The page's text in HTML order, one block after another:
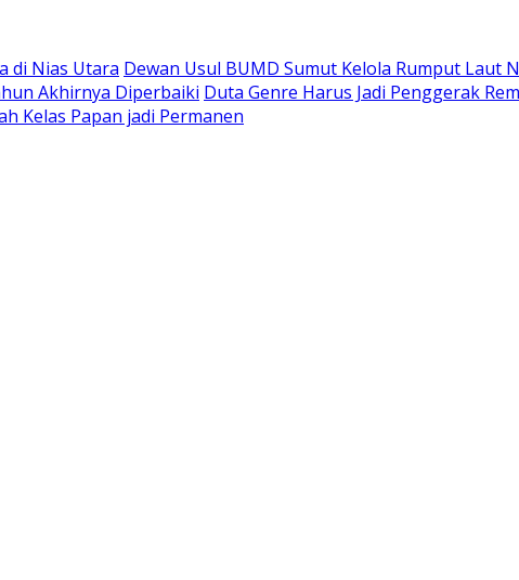
di Nias Utara Dewan Usul BUMD Sumut Kelola Rumput Laut
Akhirnya Diperbaiki Duta Genre Harus Jadi Penggerak
Kelas Papan jadi Permanen